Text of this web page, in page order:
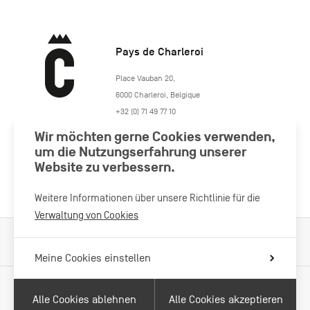
Pays de Charleroi
https://www.paysdecharleroi.be/
Place Vauban 20,
6000 Charleroi Belgique
+32 (0) 71 49 77 10
Besuchen Sie uns
Mit Unterstützung von
Wir möchten gerne Cookies verwenden,
um die Nutzungserfahrung unserer
Website zu verbessern.
Weitere Informationen über unsere Richtlinie für die
Verwaltung von Cookies
Meine Cookies einstellen
Alle Cookies ablehnen Alle Cookies akzeptieren